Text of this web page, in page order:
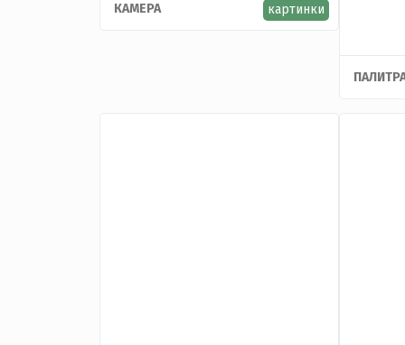
КАМЕРА картинки